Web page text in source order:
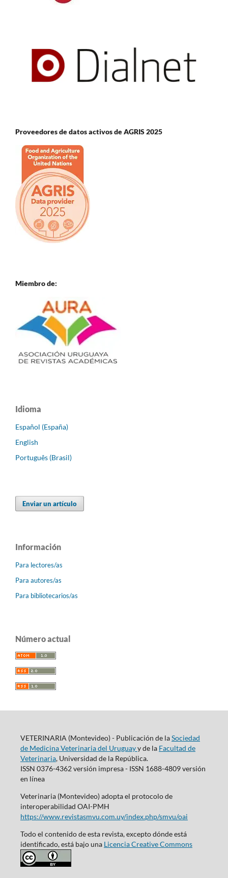
Proveedores de datos activos de AGRIS 2025
Miembro de:
Idioma
Español (España)
English
Português (Brasil)
Enviar un artículo
Información
Para lectores/as
Para autores/as
Para bibliotecarios/as
Número actual
VETERINARIA (Montevideo) - Publicación de laSociedad
de Medicina Veterinaria del Uruguayy de la Facultad de
Veterinaria, Universidad de la República.
ISSN 0376-4362 versión impresa - ISSN 1688-4809 versión
en línea
Veterinaria (Montevideo) adopta el protocolo de
interoperabilidad OAI-PMH
https://www.revistasmvu.com.uy/index.php/smvu/oai
Todo el contenido de esta revista, excepto dónde está
identificado, está bajo una Licencia Creative Commons